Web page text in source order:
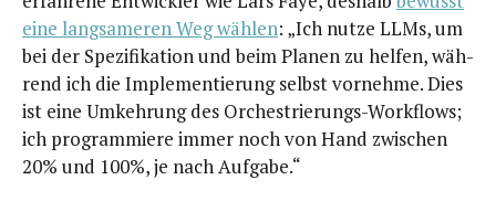
eine lang­sa­me­ren Weg wäh­len: „Ich nut­ze LLMs, um
bei der Spe­zi­fi­ka­ti­on und beim Pla­nen zu hel­fen, wäh­
rend ich die Imple­men­tie­rung selbst vor­neh­me. Dies
ist eine Umkeh­rung des Orches­trie­rungs-Work­flows;
ich pro­gram­mie­re immer noch von Hand zwi­schen
20% und 100%, je nach Aufgabe.“